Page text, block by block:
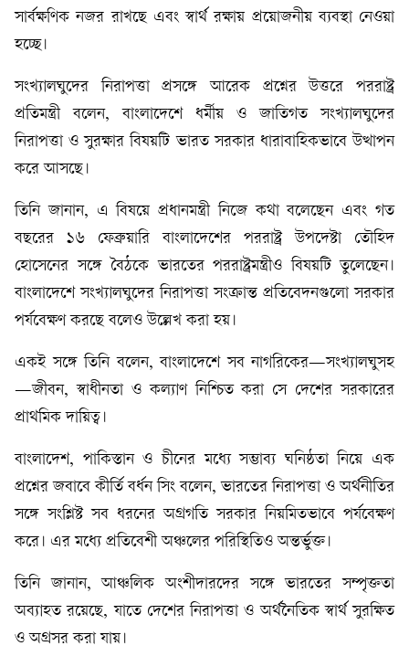
সার্বক্ষণিক নজর রাখছে এবং স্বার্থ রক্ষায় প্রয়োজনীয় ব্যবস্থা নেওয়া
হচ্ছে।
সংখ্যালঘুদের নিরাপত্তা প্রসঙ্গে আরেক প্রশ্নের উত্তরে পররাষ্ট্র
প্রতিমন্ত্রী বলেন, বাংলাদেশে ধর্মীয় ও জাতিগত সংখ্যালঘুদের
নিরাপত্তা ও সুরক্ষার বিষয়টি ভারত সরকার ধারাবাহিকভাবে উত্থাপন
করে আসছে।
তিনি জানান, এ বিষয়ে প্রধানমন্ত্রী নিজে কথা বলেছেন এবং গত
বছরের ১৬ ফেব্রুয়ারি বাংলাদেশের পররাষ্ট্র উপদেষ্টা তৌহিদ
হোসেনের সঙ্গে বৈঠকে ভারতের পররাষ্ট্রমন্ত্রীও বিষয়টি তুলেছেন।
বাংলাদেশে সংখ্যালঘুদের নিরাপত্তা সংক্রান্ত প্রতিবেদনগুলো সরকার
পর্যবেক্ষণ করছে বলেও উল্লেখ করা হয়।
একই সঙ্গে তিনি বলেন, বাংলাদেশে সব নাগরিকের—সংখ্যালঘুসহ
—জীবন, স্বাধীনতা ও কল্যাণ নিশ্চিত করা সে দেশের সরকারের
প্রাথমিক দায়িত্ব।
বাংলাদেশ, পাকিস্তান ও চীনের মধ্যে সম্ভাব্য ঘনিষ্ঠতা নিয়ে এক
প্রশ্নের জবাবে কীর্তি বর্ধন সিং বলেন, ভারতের নিরাপত্তা ও অর্থনীতির
সঙ্গে সংশ্লিষ্ট সব ধরনের অগ্রগতি সরকার নিয়মিতভাবে পর্যবেক্ষণ
করে। এর মধ্যে প্রতিবেশী অঞ্চলের পরিস্থিতিও অন্তর্ভুক্ত।
তিনি জানান, আঞ্চলিক অংশীদারদের সঙ্গে ভারতের সম্পৃক্ততা
অব্যাহত রয়েছে, যাতে দেশের নিরাপত্তা ও অর্থনৈতিক স্বার্থ সুরক্ষিত
ও অগ্রসর করা যায়।